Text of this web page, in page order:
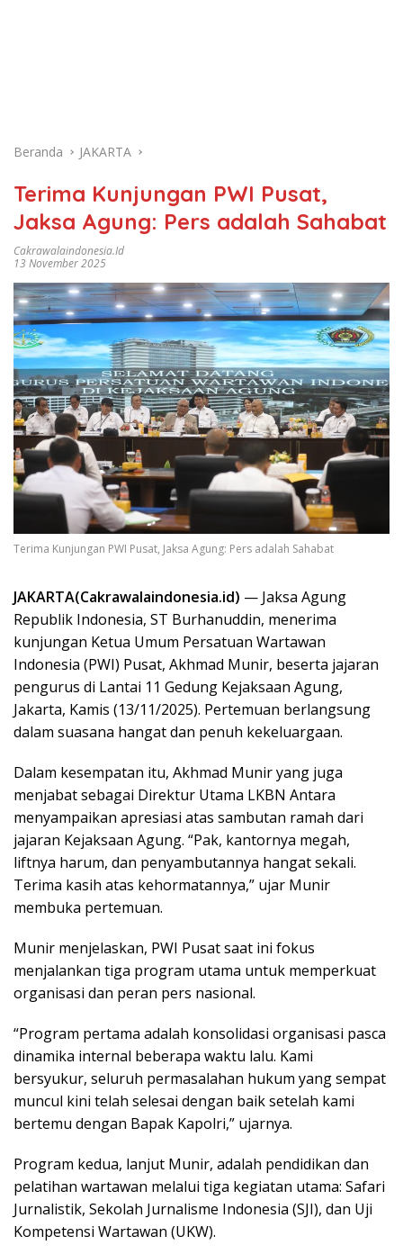
Beranda JAKARTA
Terima Kunjungan PWI Pusat,
Jaksa Agung: Pers adalah Sahabat
Cakrawalaindonesia.id
13 November 2025
Terima Kunjungan PWI Pusat, Jaksa Agung: Pers adalah Sahabat
JAKARTA(Cakrawalaindonesia.id) — Jaksa Agung
Republik Indonesia, ST Burhanuddin, menerima
kunjungan Ketua Umum Persatuan Wartawan
Indonesia (PWI) Pusat, Akhmad Munir, beserta jajaran
pengurus di Lantai 11 Gedung Kejaksaan Agung,
Jakarta, Kamis (13/11/2025). Pertemuan berlangsung
dalam suasana hangat dan penuh kekeluargaan.
Dalam kesempatan itu, Akhmad Munir yang juga
menjabat sebagai Direktur Utama LKBN Antara
menyampaikan apresiasi atas sambutan ramah dari
jajaran Kejaksaan Agung. “Pak, kantornya megah,
liftnya harum, dan penyambutannya hangat sekali.
Terima kasih atas kehormatannya,” ujar Munir
membuka pertemuan.
Munir menjelaskan, PWI Pusat saat ini fokus
menjalankan tiga program utama untuk memperkuat
organisasi dan peran pers nasional.
“Program pertama adalah konsolidasi organisasi pasca
dinamika internal beberapa waktu lalu. Kami
bersyukur, seluruh permasalahan hukum yang sempat
muncul kini telah selesai dengan baik setelah kami
bertemu dengan Bapak Kapolri,” ujarnya.
Program kedua, lanjut Munir, adalah pendidikan dan
pelatihan wartawan melalui tiga kegiatan utama: Safari
Jurnalistik, Sekolah Jurnalisme Indonesia (SJI), dan Uji
Kompetensi Wartawan (UKW).